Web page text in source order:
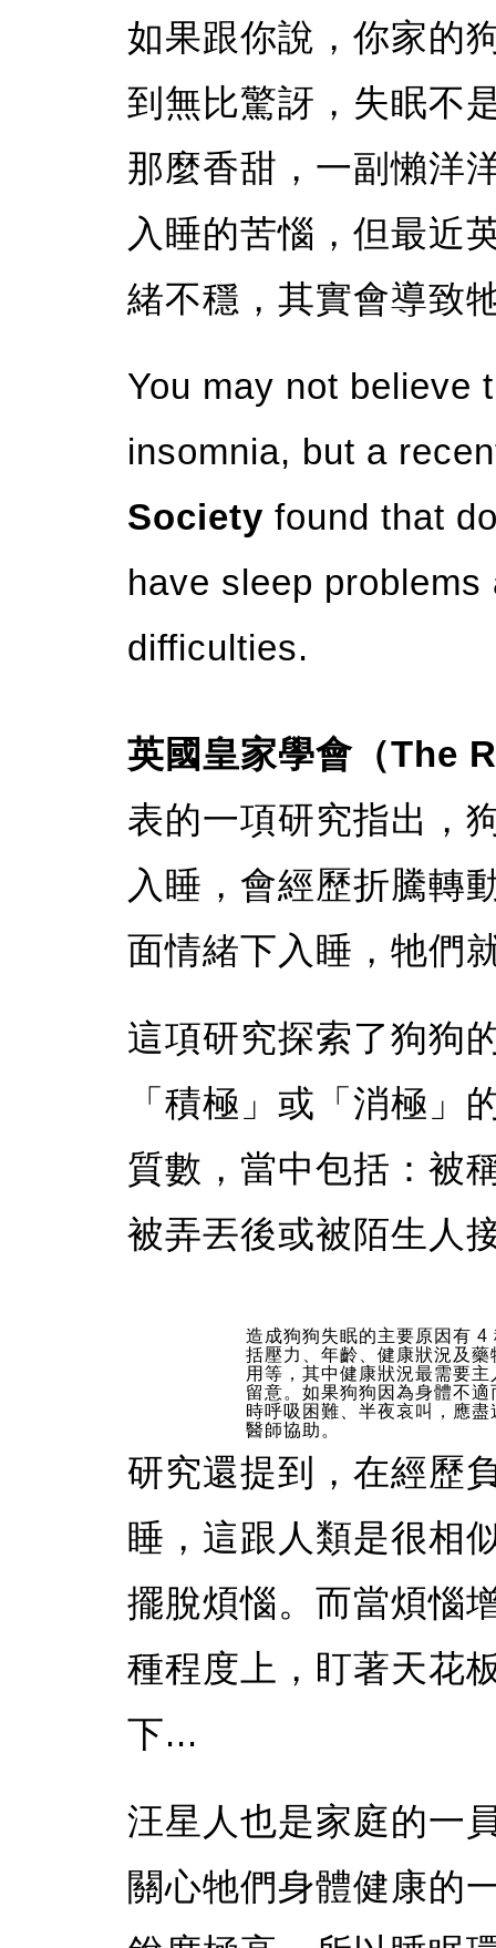
如果跟你說，你家的
到無比驚訝，失眠不
那麼香甜，一副懶洋
入睡的苦惱，但最近
緒不穩，其實會導致
You may not believe
insomnia, but a
Society found that
have sleep
difficulties.
英國皇家學會（The
表的一項研究指出，
入睡，會經歷折騰轉
面情緒下入睡，牠們
這項研究探索了狗狗
「積極」或「消極」
質數，當中包括：被
被弄丟後或被陌生人
造成狗狗失眠的主要原因有 4
括壓力、年齡、健康狀況及藥
用等，其中健康狀況最需要主
留意。如果狗狗因為身體不適
時呼吸困難、半夜哀叫，應盡
醫師協助。
研究還提到，在經歷
睡，這跟人類是很相
擺脫煩惱。而當煩惱
種程度上，盯著天花
下...
汪星人也是家庭的一
關心牠們身體健康的